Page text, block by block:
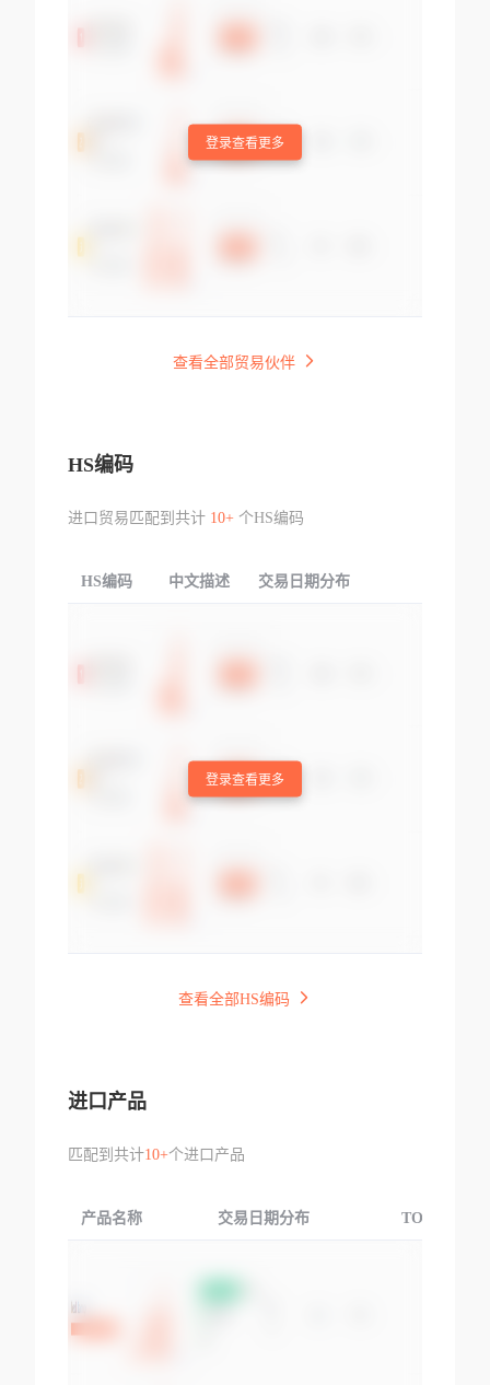
登录查看更多
查看全部贸易伙伴
HS编码
进口贸易匹配到共计 10+个HS编码
HS编码 中文描述 交易日期分布
登录查看更多
查看全部HS编码
进口产品
匹配到共计10+个进口产品
产品名称 交易日期分布 TOP3交易国